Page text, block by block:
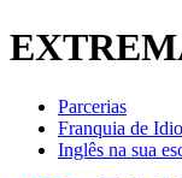
Parcerias
Franquia de
Inglês na sua